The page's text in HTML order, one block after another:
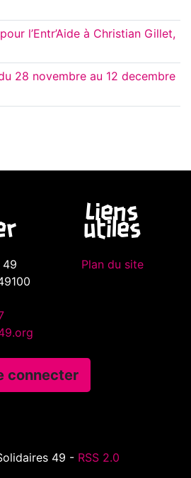
l’Entr’Aide à Christian Gillet,
28 novembre au 12 decembre
49
Liens
utiles
Plan du site
connecter
49 - RSS 2.0